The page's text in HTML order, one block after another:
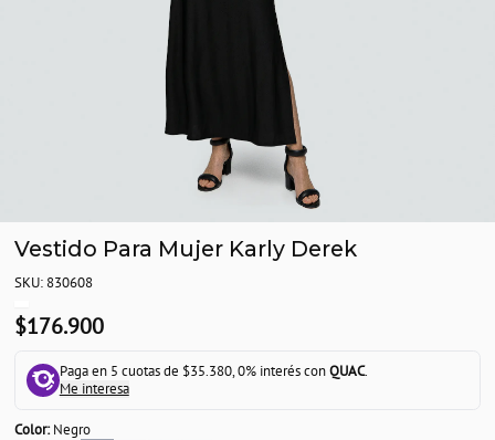
Vestido Para Mujer Karly Derek
SKU: 830608
$176.900
Paga en 5 cuotas de $35.380, 0% interés conQUAC.
Me interesa
Color:Negro